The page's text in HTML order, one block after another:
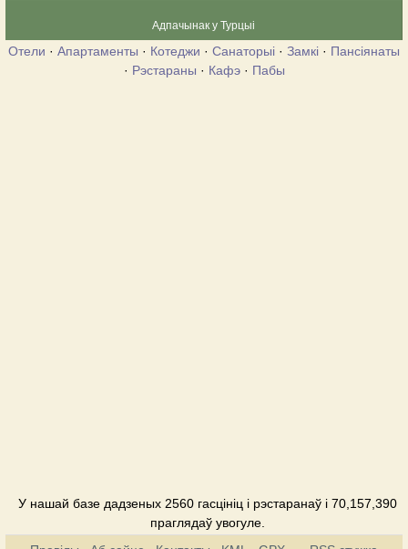
Адпачынак у Турцыі
Отели · Апартаменты · Котеджи · Санаторыі · Замкі · Пансіянаты
· Рэстараны · Кафэ· Пабы
У нашай базе дадзеных 2560 гасцініц і рэстаранаў і 70,157,390
праглядаў увогуле.